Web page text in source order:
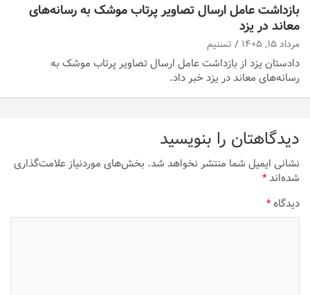
بازداشت عامل ارسال تصاویر پرتاب موشک به رسانه‌های
معاند در یزد
مرداد ۱۵, ۱۴۰۵ تسنیم
دادستان یزد از بازداشت عامل ارسال تصاویر پرتاب موشک به
رسانه‌های معاند در یزد خبر ‌داد.
دیدگاهتان را بنویسید
نشانی ایمیل شما منتشر نخواهد شد.بخش‌های موردنیاز علامت‌گذاری
شده‌اند*
دیدگاه*